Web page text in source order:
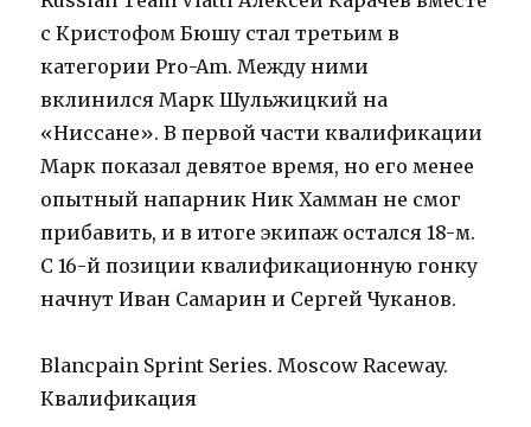
с Кристофом Бюшу стал третьим в
категории Pro-Am. Между ними
вклинился Марк Шульжицкий на
«Ниссане». В первой части квалификации
Марк показал девятое время, но его менее
опытный напарник Ник Хамман не смог
прибавить, и в итоге экипаж остался 18-м.
С 16-й позиции квалификационную гонку
начнут Иван Самарин и Сергей Чуканов.
Blancpain Sprint Series. Moscow Raceway.
Квалификация